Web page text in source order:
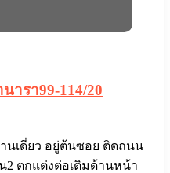
ารา99-114/20
นเดี่ยว อยู่ต้นซอย ติดถนน
2 ตกแต่งต่อเติมด้านหน้า